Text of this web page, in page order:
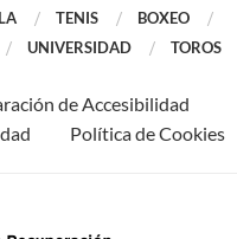
TENIS
BOXEO
UNIVERSIDAD TOROS
de Accesibilidad
Política de Cookies